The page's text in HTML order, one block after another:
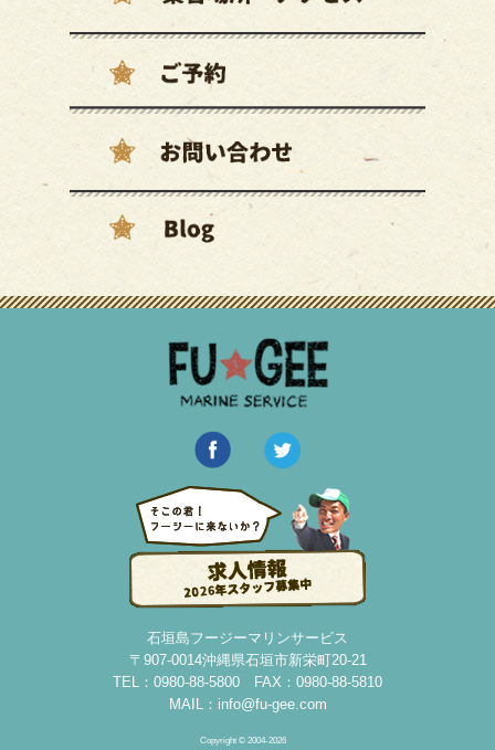
石垣島フージーマリンサービス
〒907-0014沖縄県石垣市新栄町20-21
TEL：0980-88-5800 FAX：0980-88-5810
MAIL： info@fu-gee.com
Copyright © 2004-2026